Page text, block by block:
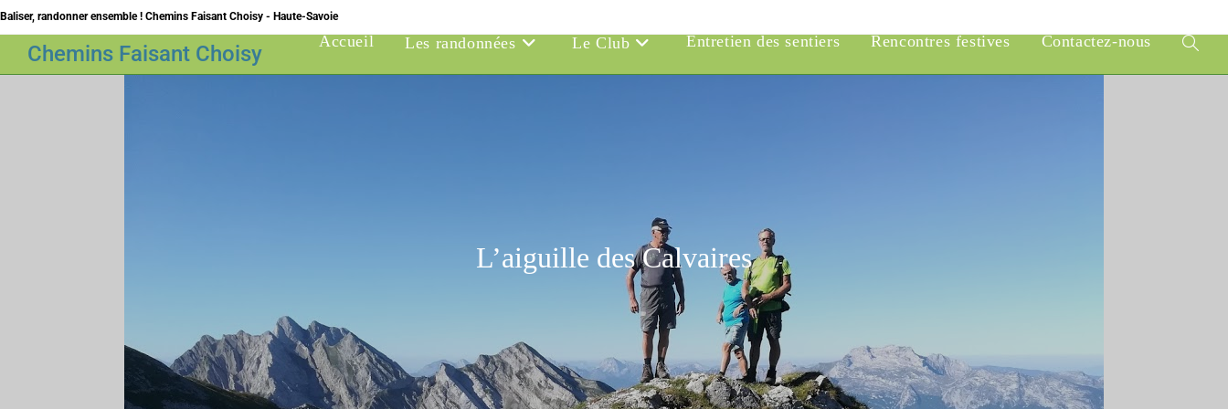
Skip
to
content
Baliser, randonner ensemble ! Chemins Faisant Choisy - Haute-Savoie
Chemins Faisant Choisy Accueil Les randonnées Le Club Entretien des sentiers Rencontres festives Contactez-nous
Toggle
website
L’aiguille des Calvaires